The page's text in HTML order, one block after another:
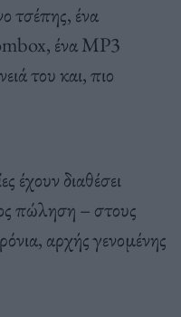
τσέπης, ένα
ένα MP3
του και, πιο
έχουν διαθέσει
πώληση – στους
αρχής γενομένης